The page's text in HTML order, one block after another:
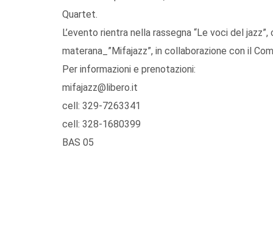
Quartet.
L’evento rientra nella rassegna “Le voci del
materana_”Mifajazz”, in collaborazione con il
Per informazioni e prenotazioni:
mifajazz@libero.it
cell: 329-7263341
cell: 328-1680399
BAS 05